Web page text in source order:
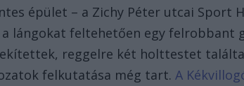
épület – a Zichy Péter utcai Sport
lángokat feltehetően egy felrobbant
reggelre két holttestet
felkutatása még tart.A